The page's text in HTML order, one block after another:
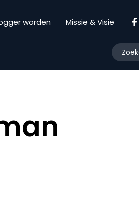
worden Missie & Visie